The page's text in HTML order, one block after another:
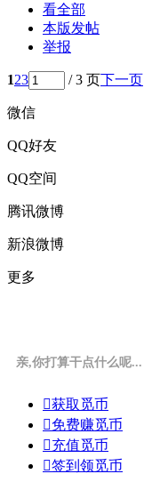
看全部
本版发帖
举报
123 / 3 页下一页
微信
QQ好友
QQ空间
腾讯微博
新浪微博
更多
亲,你打算干点什么呢...
获取觅币
免费赚觅币
充值觅币
签到领觅币